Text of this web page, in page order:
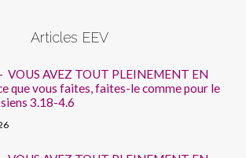
Articles EEV
VOUS AVEZ TOUT PLEINEMENT EN
que vous faites, faites-le comme pour le
3.18-4.6